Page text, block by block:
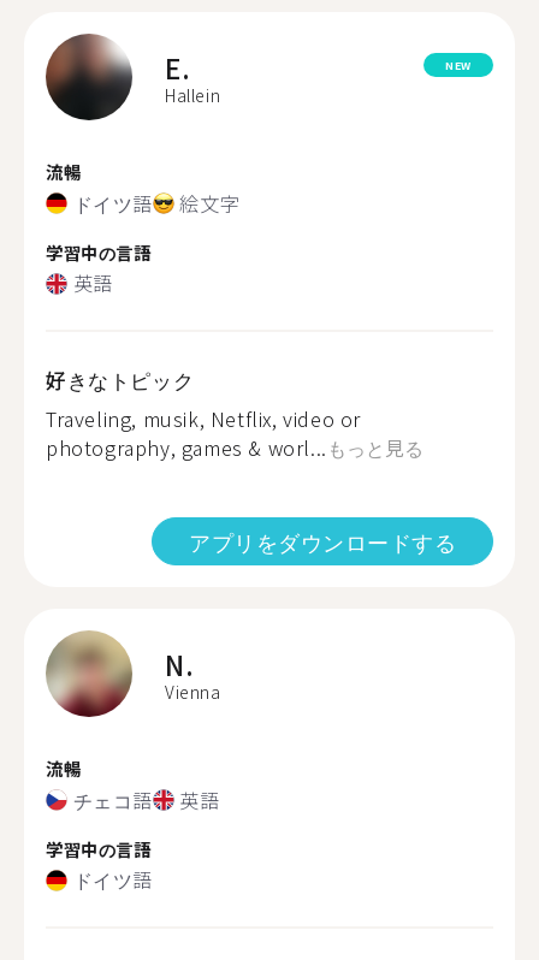
E.
Hallein
NEW
流暢
ドイツ語 絵文字
学習中の言語
英語
好きなトピック
Traveling, musik, Netflix, video or
photography, games & worl... もっと見る
アプリをダウンロードする
N.
Vienna
流暢
チェコ語 英語
学習中の言語
ドイツ語